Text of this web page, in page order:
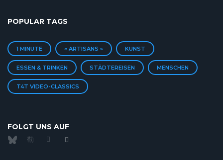
POPULAR TAGS
1 MINUTE « ARTISANS » KUNST
ESSEN & TRINKEN STÄDTEREISEN MENSCHEN
T4T VIDEO-CLASSICS
FOLGT UNS AUF